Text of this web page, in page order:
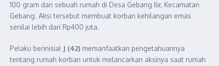
100 gram dari sebuah rumah di Desa Gebang Ilir, Kecamatan
Gebang. Aksi tersebut membuat korban kehilangan emas
senilai lebih dari Rp400 juta.
Pelaku berinisial J (42) memanfaatkan pengetahuannya
tentang rumah korban untuk melancarkan aksinya saat rumah